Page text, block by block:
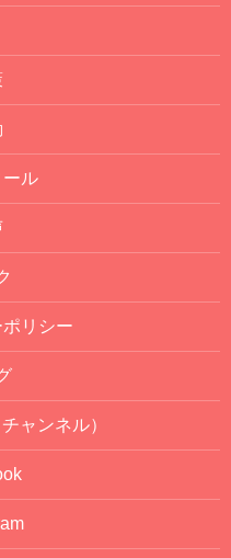
ール
リシー
ャンネル）